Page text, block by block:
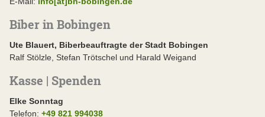
Biber in Bobingen
Ute Blauert, Biberbeauftragte der Stadt Bobingen
Ralf Stölzle, Stefan Trötschel und Harald Weigand
Kasse | Spenden
Elke Sonntag
Telefon: +49 821 994038